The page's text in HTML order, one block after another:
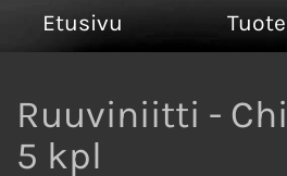
Etusivu
Ruuviniitti -
5 kpl